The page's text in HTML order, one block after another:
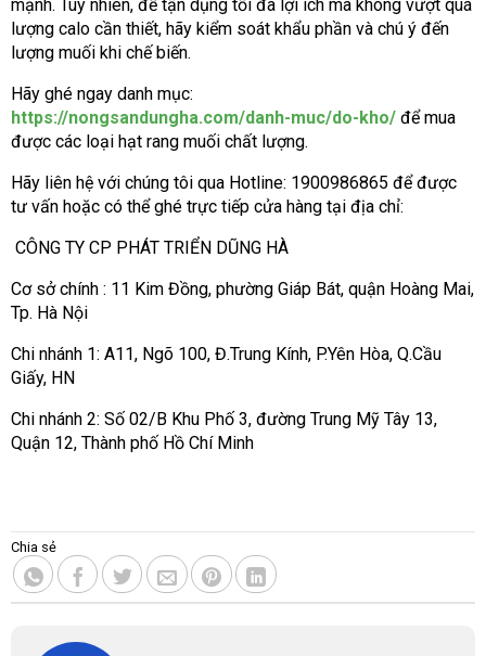
mạnh. Tuy nhiên, để tận dụng tối đa lợi ích mà không vượt quá
lượng calo cần thiết, hãy kiểm soát khẩu phần và chú ý đến
lượng muối khi chế biến.
Hãy ghé ngay danh mục:
https://nongsandungha.com/danh-muc/do-kho/ để mua
được các loại hạt rang muối chất lượng.
Hãy liên hệ với chúng tôi qua Hotline: 1900986865 để được
tư vấn hoặc có thể ghé trực tiếp cửa hàng tại địa chỉ:
CÔNG TY CP PHÁT TRIỂN DŨNG HÀ
Cơ sở chính : 11 Kim Đồng, phường Giáp Bát, quận Hoàng Mai,
Tp. Hà Nội
Chi nhánh 1: A11, Ngõ 100, Đ.Trung Kính, P.Yên Hòa, Q.Cầu
Giấy, HN
Chi nhánh 2: Số 02/B Khu Phố 3, đường Trung Mỹ Tây 13,
Quận 12, Thành phố Hồ Chí Minh
Chia sẻ